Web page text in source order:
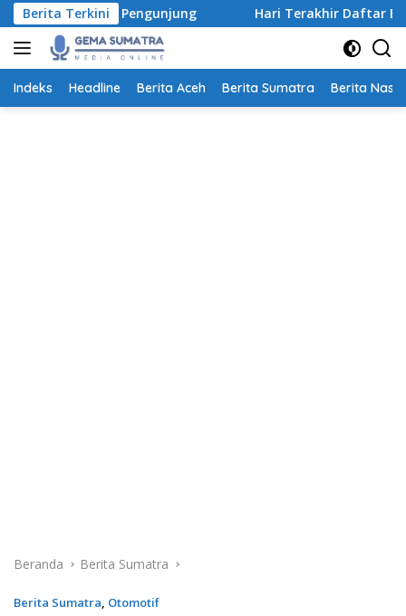
Langsung
ke
konten
Berita Terkini
Pengunjung Hari Terakhir Daftar Beasiswa
Indeks Headline Berita Aceh Berita Sumatra Berita
Beranda Berita Sumatra
Berita Sumatra, Otomotif